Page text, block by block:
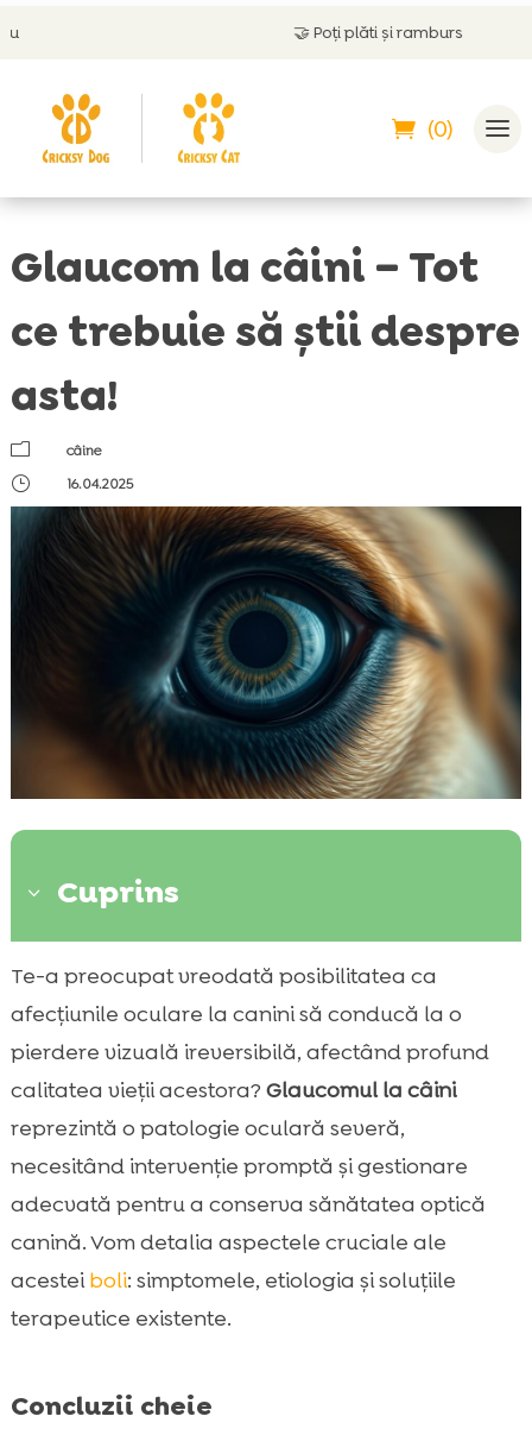
Poți plăti și ramburs
(0)
Glaucom la câini – Tot
ce trebuie să știi despre
asta!
m
câine
}
16.04.2025
3 Cuprins
 Ce este glaucomul la câini?
 Simptomele glaucomului la câini
 Cauzele glaucomului la câini
 Diagnosticul glaucomului la câini
 Tratamentul glaucomului la câini
Medicamente pentru glaucom
Intervenții chirurgicale pentru glaucom
 Îngrijirea câinilor cu glaucom
Prevenirea glaucomului la câini
Rolul nutriției în sănătatea oculară a
CricksyDog
Te-a preocupat vreodată posibilitatea ca
afecțiunile oculare la canini să conducă la o
pierdere vizuală ireversibilă, afectând profund
calitatea vieții acestora? Glaucomul la câini
reprezintă o patologie oculară severă,
necesitând intervenție promptă și gestionare
adecvată pentru a conserva sănătatea optică
canină. Vom detalia aspectele cruciale ale
acesteiboli: simptomele, etiologia și soluțiile
terapeutice existente.
Concluzii cheie